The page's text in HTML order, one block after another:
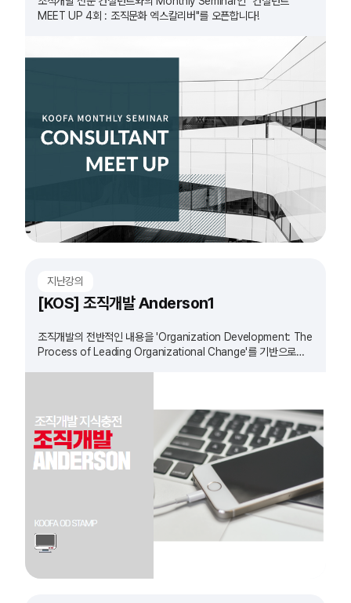
MEET UP 4회 : 조직문화 엑스칼리버"를 오픈합니다!
지난강의
[KOS] 조직개발 Anderson1
조직개발의 전반적인 내용을 'Organization Development: The
Process of Leading Organizational Change'를 기반으로